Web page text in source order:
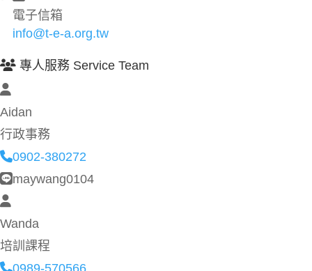
電子信箱
info@t-e-a.org.tw
專人服務 Service Team
Aidan
行政事務
0902-380272
maywang0104
Wanda
培訓課程